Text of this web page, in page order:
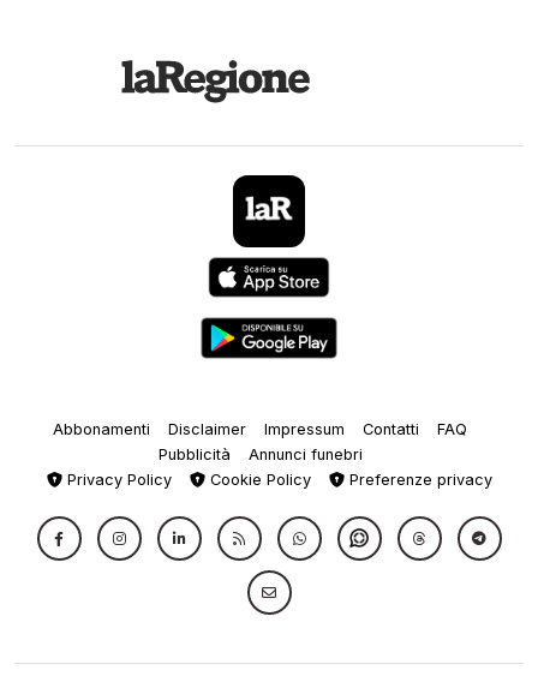
Abbonamenti Disclaimer Impressum Contatti
FAQ
Pubblicità
Annunci funebri
Privacy Policy
Cookie Policy Preferenze privacy